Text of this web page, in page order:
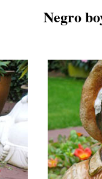
Negro